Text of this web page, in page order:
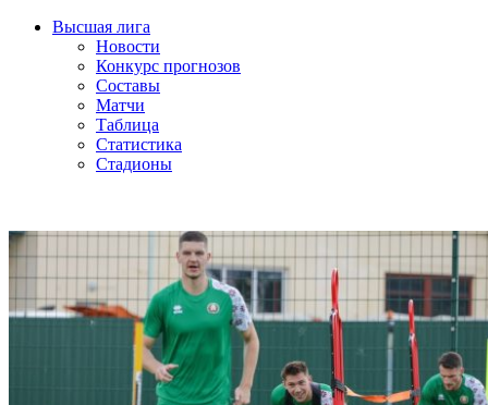
Высшая лига
Новости
Конкурс прогнозов
Составы
Матчи
Таблица
Статистика
Стадионы